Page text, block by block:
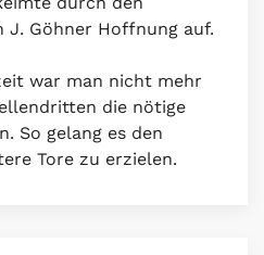
Göhner Hoffnung auf.
war man nicht mehr
die nötige
So gelang es den
Tore zu erzielen.